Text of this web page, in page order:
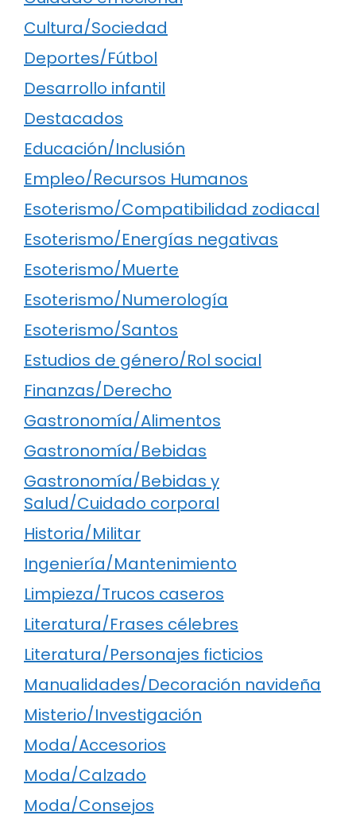
Cultura/Sociedad
Deportes/Fútbol
Desarrollo infantil
Destacados
Educación/Inclusión
Empleo/Recursos Humanos
Esoterismo/Compatibilidad zodiacal
Esoterismo/Energías negativas
Esoterismo/Muerte
Esoterismo/Numerología
Esoterismo/Santos
Estudios de género/Rol social
Finanzas/Derecho
Gastronomía/Alimentos
Gastronomía/Bebidas
Gastronomía/Bebidas y
Salud/Cuidado corporal
Historia/Militar
Ingeniería/Mantenimiento
Limpieza/Trucos caseros
Literatura/Frases célebres
Literatura/Personajes ficticios
Manualidades/Decoración navideña
Misterio/Investigación
Moda/Accesorios
Moda/Calzado
Moda/Consejos